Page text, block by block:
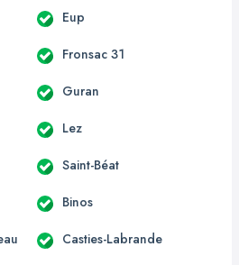
Eup
Fronsac 31
Guran
Lez
Saint-Béat
Binos
Casties-Labrande